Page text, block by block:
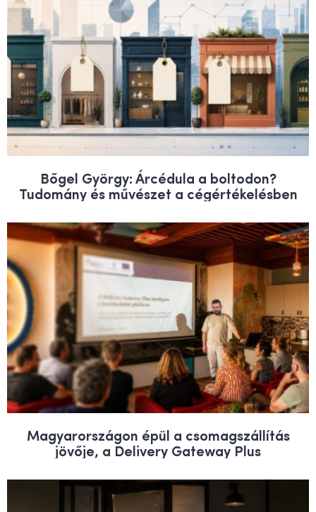
Bőgel György: Árcédula a boltodon?
Tudomány és művészet a cégértékelésben
Magyarországon épül a csomagszállítás
jövője, a Delivery Gateway Plus